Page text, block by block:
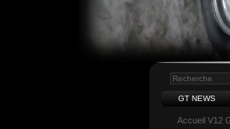
GT NEWS
Accueil V12